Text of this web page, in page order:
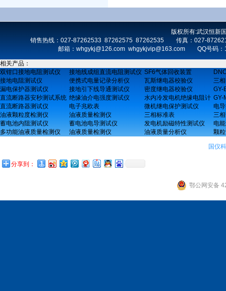
版权所有:武汉恒新
销售热线：027-87262533 87262575 87262535 传真：027-
邮箱：whgykj@126.com whgykjvip@163.com QQ号码
相关产品：
双钳口接地电阻测试仪
接地线成组直流电阻测试仪 SF6气体回收装置
接地电阻测试仪
便携式电量记录分析仪 瓦斯继电器校验仪
三
漏电保护器测试仪
接地引下线导通测试仪 密度继电器校验仪
GY-
直流断路器安秒测试系统 绝缘油介电强度测试仪 水内冷发电机绝缘电阻计 GY-
直流断路器测试仪
电子兆欧表 微机继电保护测试仪
电
油液颗粒度检测仪
油液质量检测仪 三相标准表
三
蓄电池内阻测试仪
蓄电池电导测试仪 发电机励磁特性测试仪
电
多功能油液质量检测仪
油液质量检测仪 油液质量分析仪 颗
国仪
分享到：
鄂公网安备